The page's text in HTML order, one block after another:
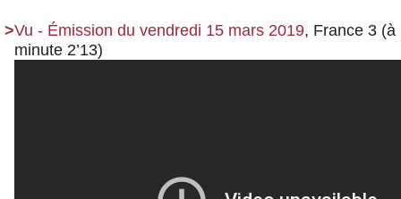
Vu - Émission du vendredi 15 mars 2019, France 3 (à
minute 2’13)